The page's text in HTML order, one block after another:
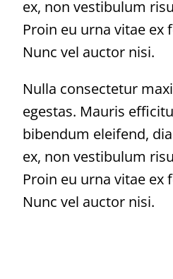
ex, non vestibulum
Proin eu urna vitae ex
Nunc vel auctor nisi.
Nulla consectetur
egestas. Mauris
bibendum eleifend,
ex, non vestibulum
Proin eu urna vitae ex
Nunc vel auctor nisi.